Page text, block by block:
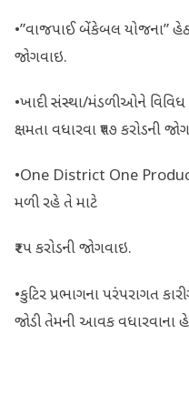
•”વાજપાઈ બેંકેબલ યોજના”
જોગવાઇ.
•ખાદી સંસ્થા/મંડળીઓને
ક્ષમતા વધારવા ₹૫૭ કરોડની
•One District One
મળી રહે તે માટે
₹૨૫ કરોડની જોગવાઇ.
•કુટિર પ્રભાગના પરંપરાગત
જોડી તેમની આવક વધારવાના